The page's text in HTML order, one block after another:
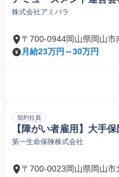
株式会社アミパラ
〒700-0944岡山県岡山市
月給23万円～30万円
契約社員
【障がい者雇用】大手
第一生命保険株式会社
〒700-0023岡山県岡山市